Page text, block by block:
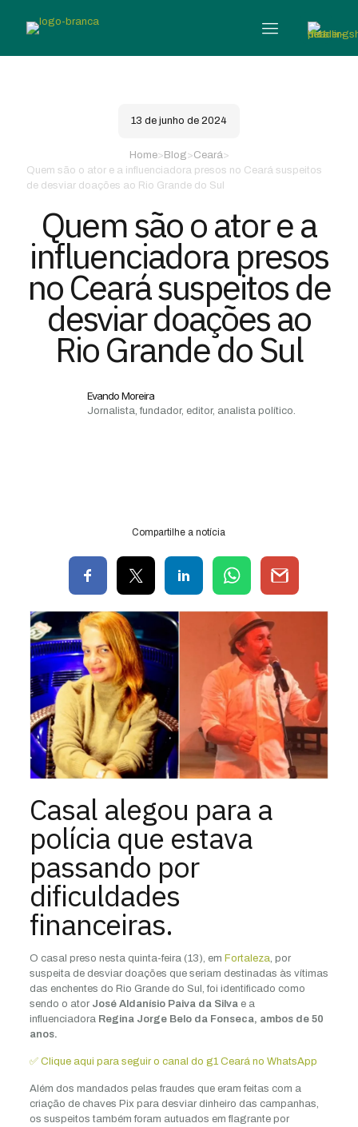
13 de junho de 2024
Home> Blog>Ceará>
Quem são o ator e a influenciadora presos no Ceará suspeitos
de desviar doações ao Rio Grande do Sul
Quem são o ator e a
influenciadora presos
no Ceará suspeitos de
desviar doações ao
Rio Grande do Sul
Evando Moreira
Jornalista, fundador, editor, analista político.
Compartilhe a notícia
Casal alegou para a
polícia que estava
passando por
dificuldades
financeiras.
O casal preso nesta quinta-feira (13), em Fortaleza , por
suspeita de desviar doações que seriam destinadas às vítimas
das enchentes do Rio Grande do Sul, foi identificado como
sendo o ator José Aldanísio Paiva da Silvae a
influenciadora Regina Jorge Belo da Fonseca, ambos de 50
anos.
✅ Clique aqui para seguir o canal do g1 Ceará no WhatsApp
Além dos mandados pelas fraudes que eram feitas com a
criação de chaves Pix para desviar dinheiro das campanhas,
os suspeitos também foram autuados em flagrante por